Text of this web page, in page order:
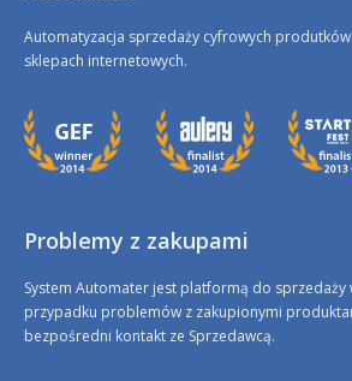
Automatyzacja sprzedaży cyfrowych
sklepach internetowych.
Problemy z zakupami
System Automater jest platformą do sprzedaży
przypadku problemów z zakupionymi
bezpośredni kontakt ze Sprzedawcą.